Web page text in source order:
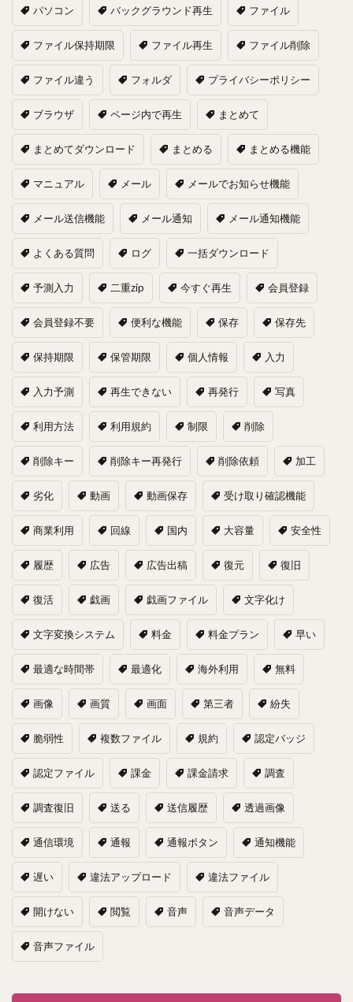
パソコン バックグラウンド再生 ファイル
ファイル保持期限 ファイル再生 ファイル削除
ファイル違う フォルダ プライバシーポリシー
ブラウザ ページ内で再生 まとめて
まとめてダウンロード まとめる まとめる機能
マニュアル メール メールでお知らせ機能
メール送信機能 メール通知 メール通知機能
よくある質問 ログ 一括ダウンロード
予測入力 二重zip 今すぐ再生 会員登録
会員登録不要 便利な機能 保存 保存先
保持期限 保管期限 個人情報 入力
入力予測 再生できない 再発行 写真
利用方法 利用規約 制限 削除
削除キー 削除キー再発行 削除依頼 加工
劣化 動画 動画保存 受け取り確認機能
商業利用 回線 国内 大容量 安全性
履歴 広告 広告出稿 復元 復旧
復活 戯画 戯画ファイル 文字化け
文字変換システム 料金 料金プラン 早い
最適な時間帯 最適化 海外利用 無料
画像 画質 画面 第三者 紛失
脆弱性 複数ファイル 規約 認定バッジ
認定ファイル 課金 課金請求 調査
調査復旧 送る 送信履歴 透過画像
通信環境 通報 通報ボタン 通知機能
遅い 違法アップロード 違法ファイル
開けない 閲覧 音声 音声データ
音声ファイル